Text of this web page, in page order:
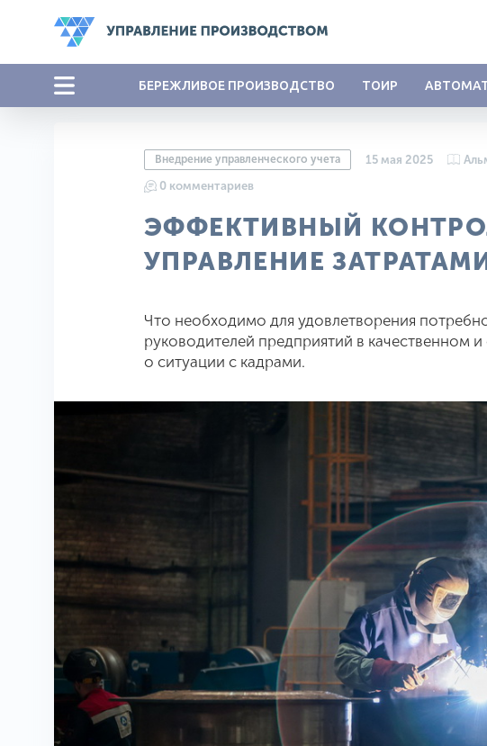
БЕРЕЖЛИВОЕ ПРОИЗВОДСТВО ТОИР
Внедрение управленческого учета 15 мая 2025
0 комментариев
ЭФФЕКТИВНЫЙ
УПРАВЛЕНИЕ
Что необходимо для удовлетворения
руководителей предприятий в
о ситуации с кадрами.